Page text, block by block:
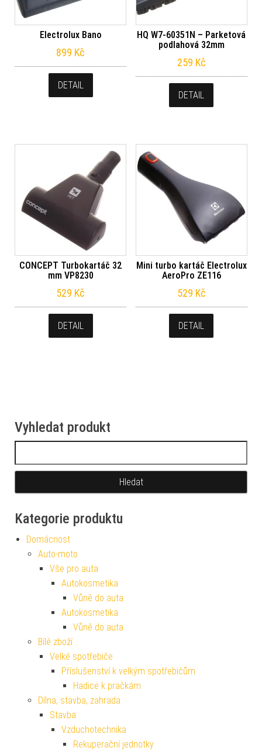
Electrolux Bano
899 Kč
DETAIL
HQ W7-60351N – Parketová
podlahová 32mm
259 Kč
DETAIL
CONCEPT Turbokartáč 32
mm VP8230
529 Kč
DETAIL
Mini turbo kartáč Electrolux
AeroPro ZE116
529 Kč
DETAIL
Vyhledat produkt
Kategorie produktu
Domácnost
Auto-moto
Vše pro auta
Autokosmetika
Vůně do auta
Autokosmetika
Vůně do auta
Bílé zboží
Velké spotřebiče
Příslušenství k velkým spotřebičům
Hadice k pračkám
Dílna, stavba, zahrada
Stavba
Vzduchotechnika
Rekuperační jednotky